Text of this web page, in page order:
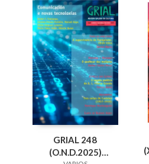
GRIAL 248
(O.N.D.2025)